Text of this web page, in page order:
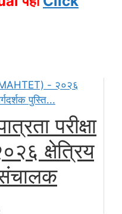
परीक्षा
क्षेत्रिय